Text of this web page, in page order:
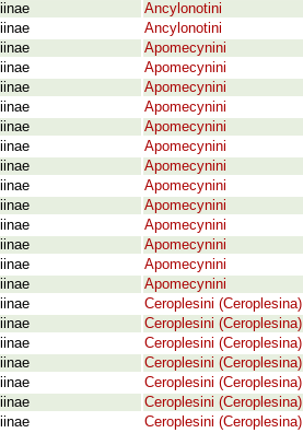
Ancylonotini
Ancylonotini
Apomecynini
Apomecynini
Apomecynini
Apomecynini
Apomecynini
Apomecynini
Apomecynini
Apomecynini
Apomecynini
Apomecynini
Apomecynini
Apomecynini
Apomecynini
Ceroplesini (Ceroplesina)
Ceroplesini (Ceroplesina)
Ceroplesini (Ceroplesina)
Ceroplesini (Ceroplesina)
Ceroplesini (Ceroplesina)
Ceroplesini (Ceroplesina)
Ceroplesini (Ceroplesina)